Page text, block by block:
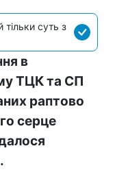
суть з
в
ТЦК та СП
раптово
серце